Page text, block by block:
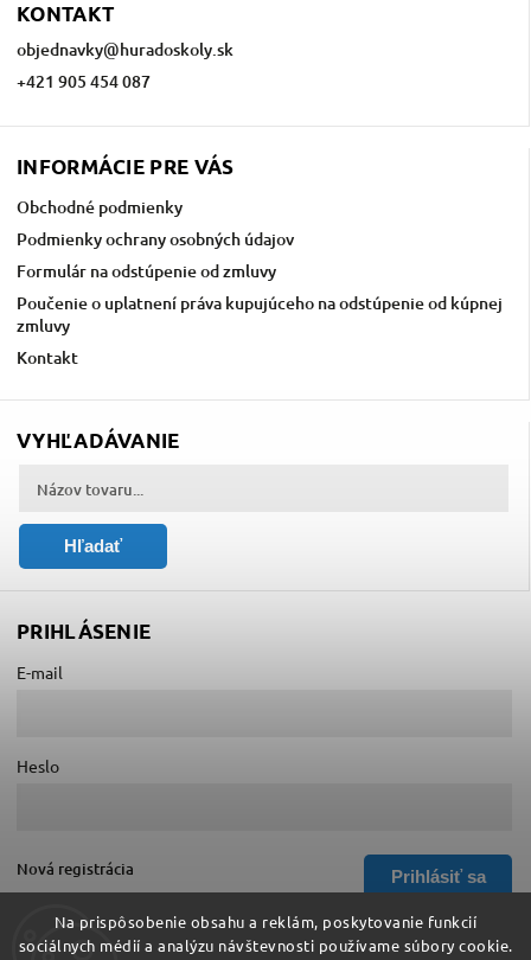
Na prispôsobenie obsahu a reklám, poskytovanie funkcií
sociálnych médií a analýzu návštevnosti používame súbory cookie.
KONTAKT
objednavky@huradoskoly.sk
+421 905 454 087
INFORMÁCIE PRE VÁS
Obchodné podmienky
Podmienky ochrany osobných údajov
Formulár na odstúpenie od zmluvy
Poučenie o uplatnení práva kupujúceho na odstúpenie od kúpnej
zmluvy
Kontakt
VYHĽADÁVANIE
Hľadať
PRIHLÁSENIE
E-mail
Heslo
Prihlásiť sa
Nová registrácia
Zabudnuté heslo